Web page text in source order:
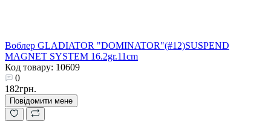
Воблер GLADIATOR "DOMINATOR"(#12)SUSPEND
MAGNET SYSTEM 16.2gr.11cm
Код товару: 10609
0
182грн.
Повідомити мене